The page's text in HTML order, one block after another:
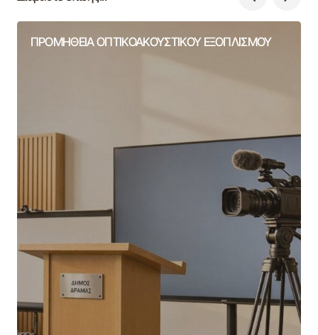
ΠΡΟΜΗΘΕΙΑ ΟΠΤΙΚΟΑΚΟΥΣΤΙΚΟΥ ΕΞΟΠΛΙΣΜΟΥ